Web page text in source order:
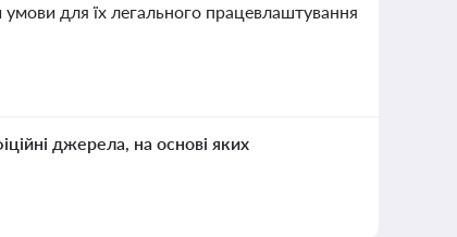
умови для їх легального працевлаштування
джерела, на основі яких